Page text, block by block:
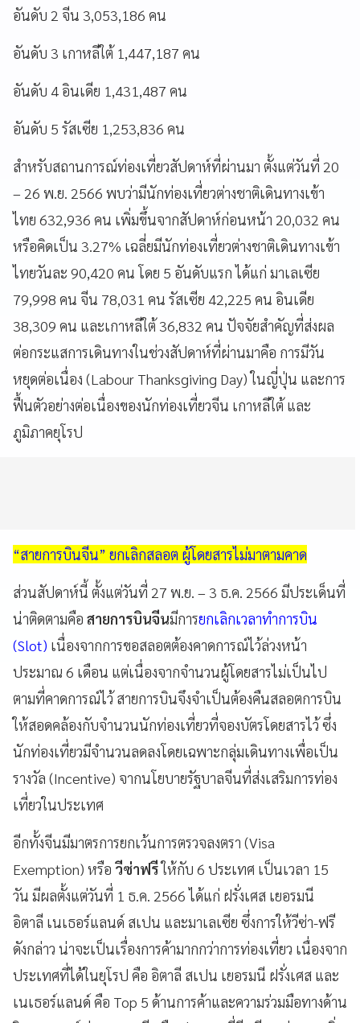
อันดับ 2 จีน 3,053,186 คน
อันดับ 3 เกาหลีใต้ 1,447,187 คน
อันดับ 4 อินเดีย 1,431,487 คน
อันดับ 5 รัสเซีย 1,253,836 คน
สำหรับสถานการณ์ท่องเที่ยวสัปดาห์ที่ผ่านมา ตั้งแต่วันที่ 20
– 26 พ.ย. 2566 พบว่ามีนักท่องเที่ยวต่างชาติเดินทางเข้า
ไทย 632,936 คน เพิ่มขึ้นจากสัปดาห์ก่อนหน้า 20,032 คน
หรือคิดเป็น 3.27% เฉลี่ยมีนักท่องเที่ยวต่างชาติเดินทางเข้า
ไทยวันละ 90,420 คน โดย 5 อันดับแรก ได้แก่ มาเลเซีย
79,998 คน จีน 78,031 คน รัสเซีย 42,225 คน อินเดีย
38,309 คน และเกาหลีใต้ 36,832 คน ปัจจัยสำคัญที่ส่งผล
ต่อกระแสการเดินทางในช่วงสัปดาห์ที่ผ่านมาคือ การมีวัน
หยุดต่อเนื่อง (Labour Thanksgiving Day) ในญี่ปุ่น และการ
ฟื้นตัวอย่างต่อเนื่องของนักท่องเที่ยวจีน เกาหลีใต้ และ
ภูมิภาคยุโรป
“สายการบินจีน” ยกเลิกสลอต ผู้โดยสารไม่มาตามคาด
ส่วนสัปดาห์นี้ ตั้งแต่วันที่ 27 พ.ย. – 3 ธ.ค. 2566 มีประเด็นที่
น่าติดตามคือ สายการบินจีนมีการยกเลิกเวลาทำการบิน
(Slot) เนื่องจากการขอสลอตต้องคาดการณ์ไว้ล่วงหน้า
ประมาณ 6 เดือน แต่เนื่องจากจำนวนผู้โดยสารไม่เป็นไป
ตามที่คาดการณ์ไว้ สายการบินจึงจำเป็นต้องคืนสลอตการบิน
ให้สอดคล้องกับจำนวนนักท่องเที่ยวที่จองบัตรโดยสารไว้ ซึ่ง
นักท่องเที่ยวมีจำนวนลดลงโดยเฉพาะกลุ่มเดินทางเพื่อเป็น
รางวัล (Incentive) จากนโยบายรัฐบาลจีนที่ส่งเสริมการท่อง
เที่ยวในประเทศ
อีกทั้งจีนมีมาตรการยกเว้นการตรวจลงตรา (Visa
Exemption) หรือ วีซ่าฟรีให้กับ 6 ประเทศ เป็นเวลา 15
วัน มีผลตั้งแต่วันที่ 1 ธ.ค. 2566 ได้แก่ ฝรั่งเศส เยอรมนี
อิตาลี เนเธอร์แลนด์ สเปน และมาเลเซีย ซึ่งการให้วีซ่า-ฟรี
ดังกล่าว น่าจะเป็นเรื่องการค้ามากกว่าการท่องเที่ยว เนื่องจาก
ประเทศที่ได้ในยุโรป คือ อิตาลี สเปน เยอรมนี ฝรั่งเศส และ
เนเธอร์แลนด์ คือ Top 5 ด้านการค้าและความร่วมมือทางด้าน